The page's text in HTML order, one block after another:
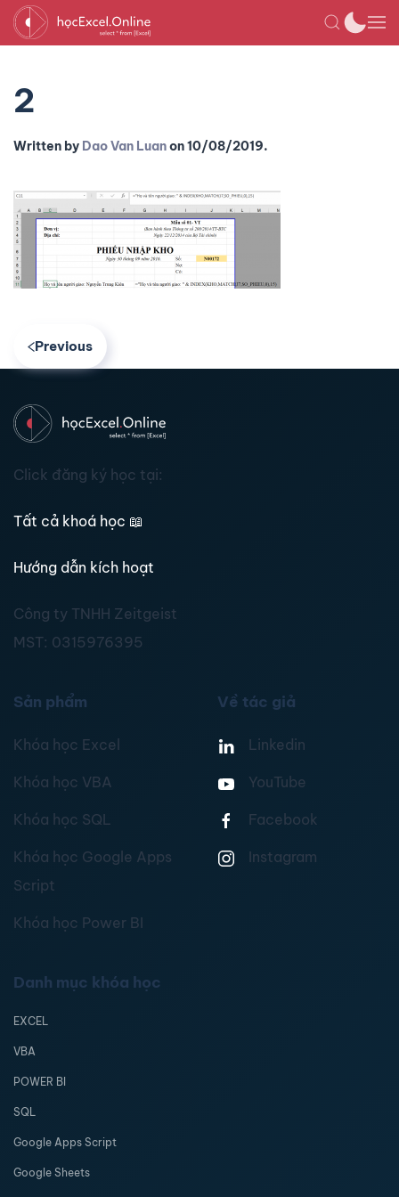
2
Written by Dao Van Luanon10/08/2019.
Previous
Click đăng ký học tại:
Tất cả khoá học 📖
Hướng dẫn kích hoạt
Công ty TNHH Zeitgeist
MST: 0315976395
Sản phẩm
Khóa học Excel
Khóa học VBA
Khóa học SQL
Khóa học Google Apps
Script
Khóa học Power BI
Về tác giả
Linkedin
YouTube
Facebook
Instagram
Danh mục khóa học
EXCEL
VBA
POWER BI
SQL
Google Apps Script
Google Sheets